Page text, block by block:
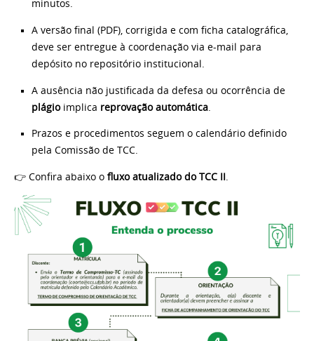
minutos.
A versão final (PDF), corrigida e com ficha catalográfica,
deve ser entregue à coordenação via e-mail para
depósito no repositório institucional.
A ausência não justificada da defesa ou ocorrência de
plágioimplica reprovação automática.
Prazos e procedimentos seguem o calendário definido
pela Comissão de TCC.
👉 Confira abaixo o fluxo atualizado do TCC II.